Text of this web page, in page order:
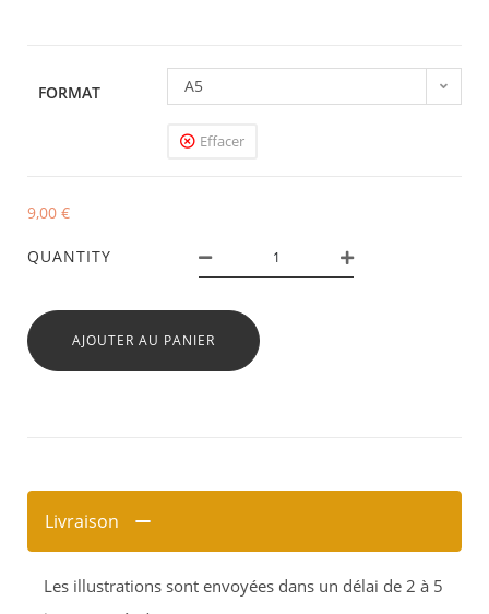
FORMAT A5
Effacer
9,00 €
QUANTITY
AJOUTER AU PANIER
Livraison
Les illustrations sont envoyées dans un délai de 2 à 5